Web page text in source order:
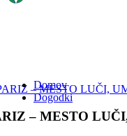
Domov
Dogodki
– MESTO